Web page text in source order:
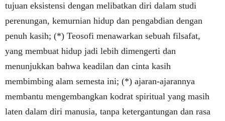
tujuan eksistensi dengan melibatkan diri dalam studi
perenungan, kemurnian hidup dan pengabdian dengan
penuh kasih; (*) Teosofi menawarkan sebuah filsafat,
yang membuat hidup jadi lebih dimengerti dan
menunjukkan bahwa keadilan dan cinta kasih
membimbing alam semesta ini; (*) ajaran-ajarannya
membantu mengembangkan kodrat spiritual yang masih
laten dalam diri manusia, tanpa ketergantungan dan rasa